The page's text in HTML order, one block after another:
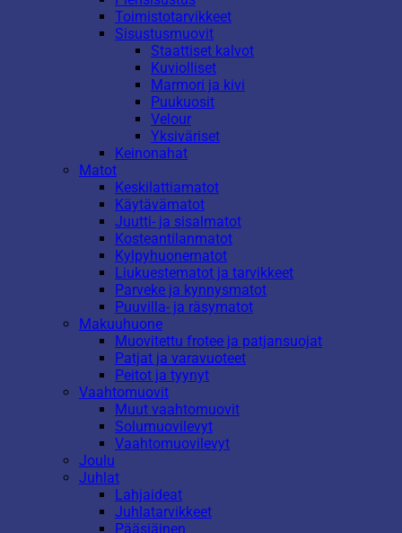
Toimistotarvikkeet
Sisustusmuovit
Staattiset kalvot
Kuviolliset
Marmori ja kivi
Puukuosit
Velour
Yksiväriset
Keinonahat
Matot
Keskilattiamatot
Käytävämatot
Juutti- ja sisalmatot
Kosteantilanmatot
Kylpyhuonematot
Liukuestematot ja tarvikkeet
Parveke ja kynnysmatot
Puuvilla- ja räsymatot
Makuuhuone
Muovitettu frotee ja patjansuojat
Patjat ja varavuoteet
Peitot ja tyynyt
Vaahtomuovit
Muut vaahtomuovit
Solumuovilevyt
Vaahtomuovilevyt
Joulu
Juhlat
Lahjaideat
Juhlatarvikkeet
Pääsiäinen